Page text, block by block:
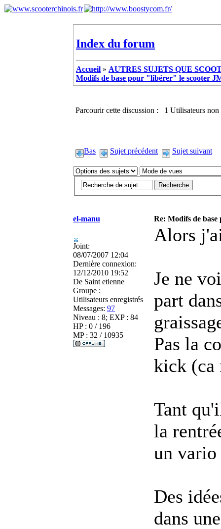
Index du forum
Accueil » AUTRES SUJETS QUE
Modifs de base pour "libérer" le scooter
Parcourir cette discussion : 1 Utilisateurs non
Bas Sujet précédent Sujet suivant
el-manu Re: Modifs de
Joint:
08/07/2007 12:04
Dernière connexion:
12/12/2010 19:52
De Saint etienne
Groupe :
Utilisateurs enregistrés
Messages: 97
Niveau : 8; EXP : 84
HP : 0 / 196
MP : 32 / 10935
Alors
Je ne
part
Pas la
kick (ca
Tant
la
un vario
Des
dans